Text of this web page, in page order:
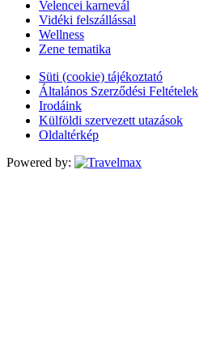
Velencei karnevál
Vidéki felszállással
Wellness
Zene tematika
Süti (cookie) tájékoztató
Általános Szerződési Feltételek
Irodáink
Külföldi szervezett utazások
Oldaltérkép
Powered by: